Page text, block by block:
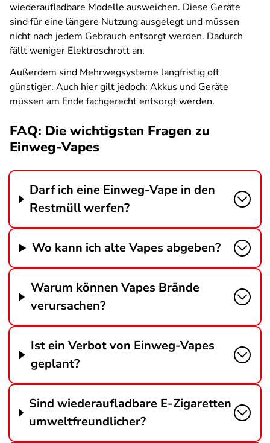
wiederaufladbare Modelle ausweichen. Diese Geräte
sind für eine längere Nutzung ausgelegt und müssen
nicht nach jedem Gebrauch entsorgt werden. Dadurch
fällt weniger Elektroschrott an.
Außerdem sind Mehrwegsysteme langfristig oft
günstiger. Auch hier gilt jedoch: Akkus und Geräte
müssen am Ende fachgerecht entsorgt werden.
FAQ: Die wichtigsten Fragen zu
Einweg-Vapes
Darf ich eine Einweg-Vape in den
Restmüll werfen?
Wo kann ich alte Vapes abgeben?
Warum können Vapes Brände
verursachen?
Ist ein Verbot von Einweg-Vapes
geplant?
Sind wiederaufladbare E-Zigaretten
umweltfreundlicher?